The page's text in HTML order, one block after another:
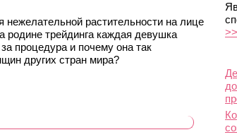
растительности на лице
родине трейдинга каждая девушка
процедура и почему она так
других стран мира?